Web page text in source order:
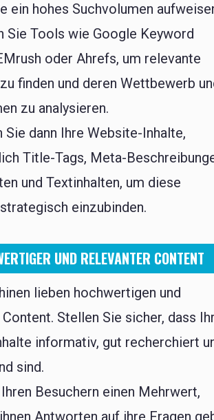
ein hohes Suchvolumen
Sie Tools wie Google Keyword
oder Ahrefs, um relevante
finden und deren Wettbewerb
zu analysieren.
Sie dann Ihre Website-Inhalte,
Title-Tags, Meta-
und Textinhalten, um diese
einzubinden.
UND RELEVANTER CONTENT
lieben hochwertigen und
Stellen Sie sicher, dass
informativ, gut recherchiert
sind.
Besuchern einen Mehrwert,
Antworten auf ihre Fragen